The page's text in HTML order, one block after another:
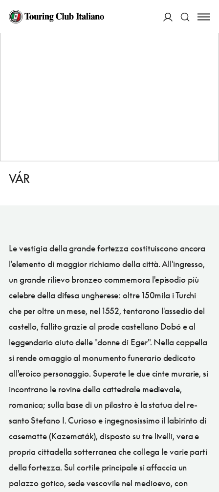
HOME
VÁR
Le vestigia della grande fortezza costituiscono ancora
l'elemento di maggior richiamo della città. All'ingresso,
un grande rilievo bronzeo commemora l'episodio più
celebre della difesa ungherese: oltre 150mila i Turchi
che per oltre un mese, nel 1552, tentarono l'assedio del
castello, fallito grazie al prode castellano Dobó e al
leggendario aiuto delle "donne di Eger". Nella cappella
si rende omaggio al monumento funerario dedicato
all'eroico personaggio. Superate le due cinte murarie, si
incontrano le rovine della cattedrale medievale,
romanica; sulla base di un pilastro è la statua del re-
santo Stefano I. Curioso e ingegnosissimo il labirinto di
casematte (Kazematák), disposto su tre livelli, vera e
propria cittadella sotterranea che collega le varie parti
della fortezza. Sul cortile principale si affaccia un
palazzo gotico, sede vescovile nel medioevo, con